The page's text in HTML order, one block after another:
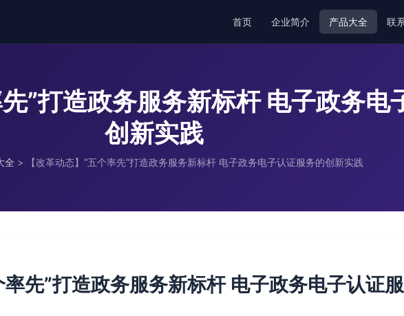
首页 企业简介 产品大全 联
”打造政务服务新标杆 电子政务电
创新实践
全 > 【改革动态】“五个率先”打造政务服务新标杆 电子政务电子认证服务的创新实践
先”打造政务服务新标杆 电子政务电子认证